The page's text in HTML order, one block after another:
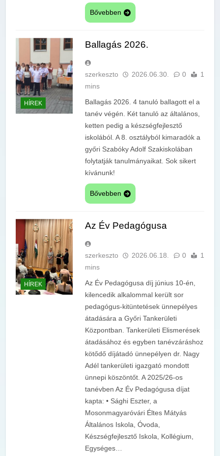
Bővebben
HÍREK
Ballagás 2026.
szerkeszto 2026.06.30. 0
1
mins
Ballagás 2026. 4 tanuló ballagott el a
tanév végén. Két tanuló az általános,
ketten pedig a készségfejlesztő
iskolából. A 8. osztályból kimaradók a
győri Szabóky Adolf Szakiskolában
folytatják tanulmányaikat. Sok sikert
kívánunk!
Bővebben
HÍREK
Az Év Pedagógusa
szerkeszto 2026.06.18. 0
1
mins
Az Év Pedagógusa díj június 10-én,
kilencedik alkalommal került sor
pedagógus-kitüntetések ünnepélyes
átadására a Győri Tankerületi
Központban. Tankerületi Elismerések
átadásához és egyben tanévzáráshoz
kötődő díjátadó ünnepélyen dr. Nagy
Adél tankerületi igazgató mondott
ünnepi köszöntőt. A 2025/26-os
tanévben Az Év Pedagógusa díjat
kapta: • Sághi Eszter, a
Mosonmagyaróvári Éltes Mátyás
Általános Iskola, Óvoda,
Készségfejlesztő Iskola, Kollégium,
Egységes…